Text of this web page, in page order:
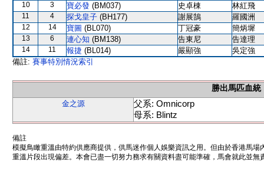
10 3 寶必發 (BM037) 史卓棟 林紅飛
11 4 探戈皇子 (BH177) 謝展鵠 羅國洲
12 14 寶圖 (BL070) 丁冠豪 簡炳墀
13 6 連心知 (BM138) 告東尼 告達理
14 11 報捷 (BL014) 嚴顯強
吳定強
備註: 賽事特別情況索引
勝出馬匹血統
金之源
父系: Omnicorp
母系: Blintz
備註
模擬鳥瞰重溫由特約供應商提供，供馬迷作個人娛樂資訊之用。但由於香港馬
重溫片段出現偏差。本會已盡一切努力務求有關資料盡可能準確，馬會就此並